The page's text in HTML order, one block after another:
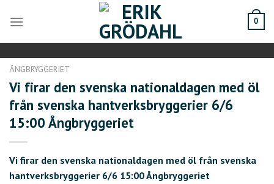
0
ÅNGBRYGGERIET
Vi firar den svenska nationaldagen med öl
från svenska hantverksbryggerier 6/6
15:00 Ångbryggeriet
Vi firar den svenska nationaldagen med öl från svenska
hantverksbryggerier 6/6 15:00 Ångbryggeriet